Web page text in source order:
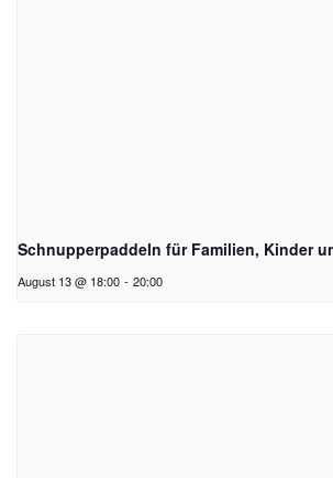
Schnupperpaddeln für Familien, Kinder
August 13 @ 18:00 - 20:00